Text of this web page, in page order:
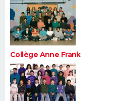
Collège Anne Frank